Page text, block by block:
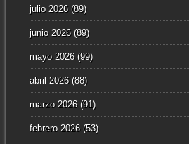
julio 2026(89)
junio 2026(89)
mayo 2026(99)
abril 2026(88)
marzo 2026(91)
febrero 2026(53)